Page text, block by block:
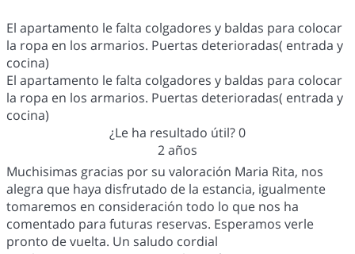
El apartamento le falta colgadores y baldas para colocar
la ropa en los armarios. Puertas deterioradas( entrada y
cocina)
El apartamento le falta colgadores y baldas para colocar
la ropa en los armarios. Puertas deterioradas( entrada y
cocina)
¿Le ha resultado útil?0
2 años
Muchisimas gracias por su valoración Maria Rita, nos
alegra que haya disfrutado de la estancia, igualmente
tomaremos en consideración todo lo que nos ha
comentado para futuras reservas. Esperamos verle
pronto de vuelta. Un saludo cordial